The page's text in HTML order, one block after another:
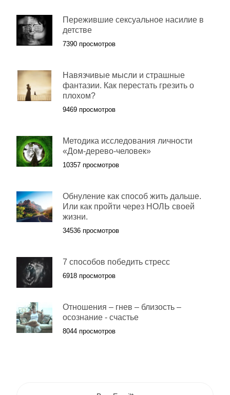
Пережившие сексуальное насилие в
детстве
7390 просмотров
Навязчивые мысли и страшные
фантазии. Как перестать грезить о
плохом?
9469 просмотров
Методика исследования личности
«Дом-дерево-человек»
10357 просмотров
Обнуление как способ жить дальше.
Или как пройти через НОЛЬ своей
жизни.
34536 просмотров
7 способов победить стресс
6918 просмотров
Отношения – гнев – близость –
осознание - счастье
8044 просмотров